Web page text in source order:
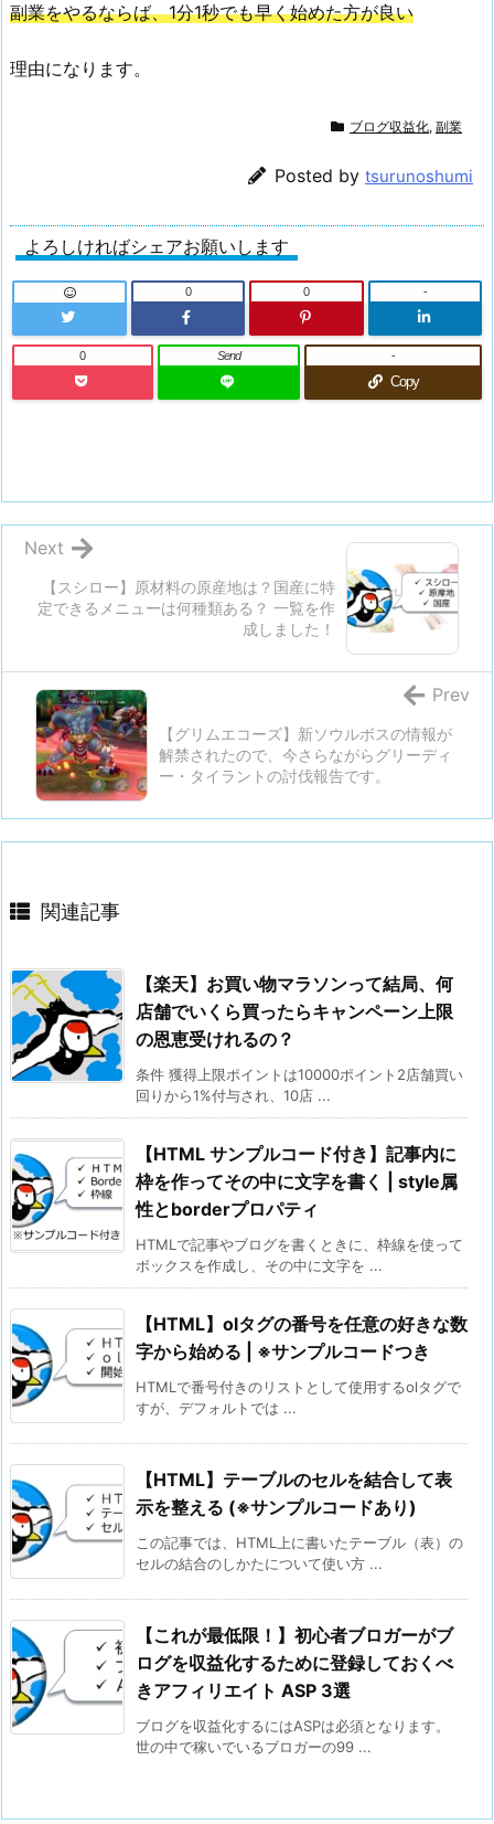
副業をやるならば、1分1秒でも早く始めた方が良い
理由になります。
ブログ収益化, 副業
Posted by tsurunoshumi
よろしければシェアお願いします
0 0 -
0 Send
Copy
-
【スシロー】原材料の原産地は？国産に特
定できるメニューは何種類ある？ 一覧を作
成しました！
Next
【グリムエコーズ】新ソウルボスの情報が
解禁されたので、今さらながらグリーディ
ー・タイラントの討伐報告です。
Prev
関連記事
【楽天】お買い物マラソンって結局、何
店舗でいくら買ったらキャンペーン上限
の恩恵受けれるの？
条件 獲得上限ポイントは10000ポイント2店舗買い
回りから1%付与され、10店 ...
【HTML サンプルコード付き】記事内に
枠を作ってその中に文字を書く | style属
性とborderプロパティ
HTMLで記事やブログを書くときに、枠線を使って
ボックスを作成し、その中に文字を ...
【HTML】olタグの番号を任意の好きな数
字から始める | ※サンプルコードつき
HTMLで番号付きのリストとして使用するolタグで
すが、デフォルトでは ...
【HTML】テーブルのセルを結合して表
示を整える (※サンプルコードあり)
この記事では、HTML上に書いたテーブル（表）の
セルの結合のしかたについて使い方 ...
【これが最低限！】初心者ブロガーがブ
ログを収益化するために登録しておくべ
きアフィリエイト ASP 3選
ブログを収益化するにはASPは必須となります。
世の中で稼いでいるブロガーの99 ...